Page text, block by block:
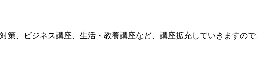
策、ビジネス講座、生活・教養講座など、講座拡充していきますので